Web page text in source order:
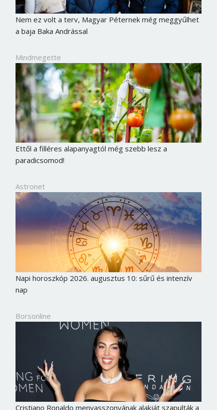
Nem ez volt a terv, Magyar Péternek még meggyűlhet
a baja Baka Andrással
Mindmegette
Ettől a filléres alapanyagtól még szebb lesz a
paradicsomod!
Astronet
Napi horoszkóp 2026. augusztus 10: sűrű és intenzív
nap
Borsonline
Cristiano Ronaldo menyasszonyának alakját szapulták a